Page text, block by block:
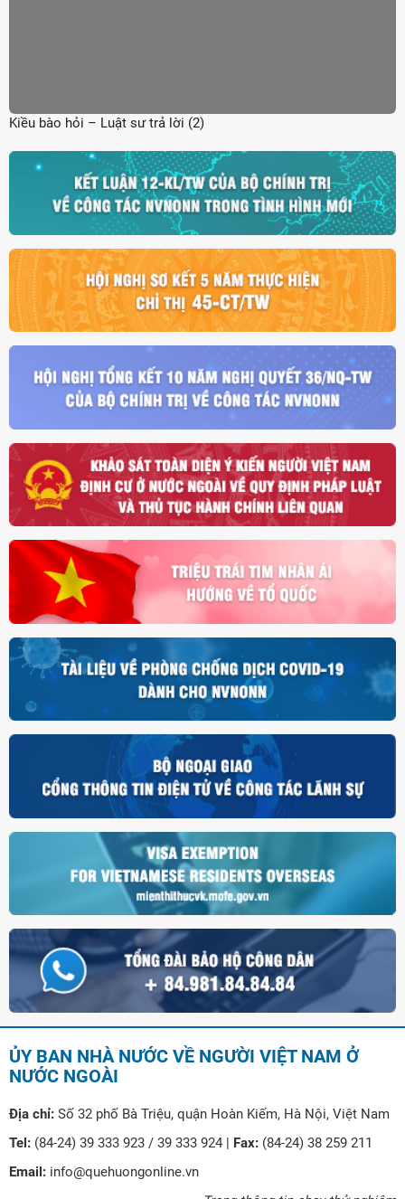
Kiều bào hỏi – Luật sư trả lời (2)
ỦY BAN NHÀ NƯỚC VỀ NGƯỜI VIỆT NAM Ở
NƯỚC NGOÀI
Địa chỉ: Số 32 phố Bà Triệu, quận Hoàn Kiếm, Hà Nội, Việt Nam
Tel: (84-24) 39 333 923 / 39 333 924 | Fax: (84-24) 38 259 211
Email: info@quehuongonline.vn